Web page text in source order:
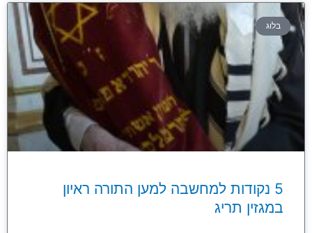
בלוג
5 נקודות למחשבה למען התורה ראיון
במגזין תריג